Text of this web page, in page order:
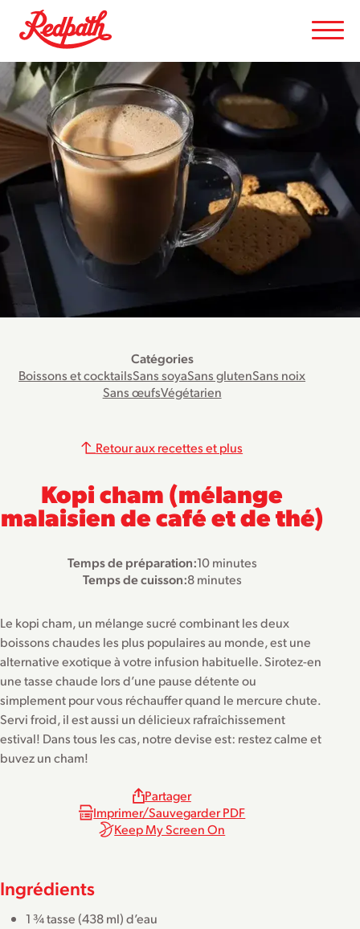
Catégories
Boissons et cocktailsSans soyaSans glutenSans noix
Sans œufsVégétarien
Kopi cham (mélange
malaisien de café et de thé)
Retour aux recettes et plus
Temps de préparation:10 minutes
Temps de cuisson:8 minutes
Le kopi cham, un mélange sucré combinant les deux
boissons chaudes les plus populaires au monde, est une
alternative exotique à votre infusion habituelle. Sirotez-en
une tasse chaude lors d’une pause détente ou
simplement pour vous réchauffer quand le mercure chute.
Servi froid, il est aussi un délicieux rafraîchissement
estival! Dans tous les cas, notre devise est: restez calme et
buvez un cham!
Partager
Imprimer/Sauvegarder PDF
Keep My Screen On
Ingrédients
1 ¾ tasse (438 ml) d’eau